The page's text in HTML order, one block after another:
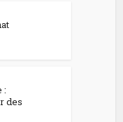
:
des